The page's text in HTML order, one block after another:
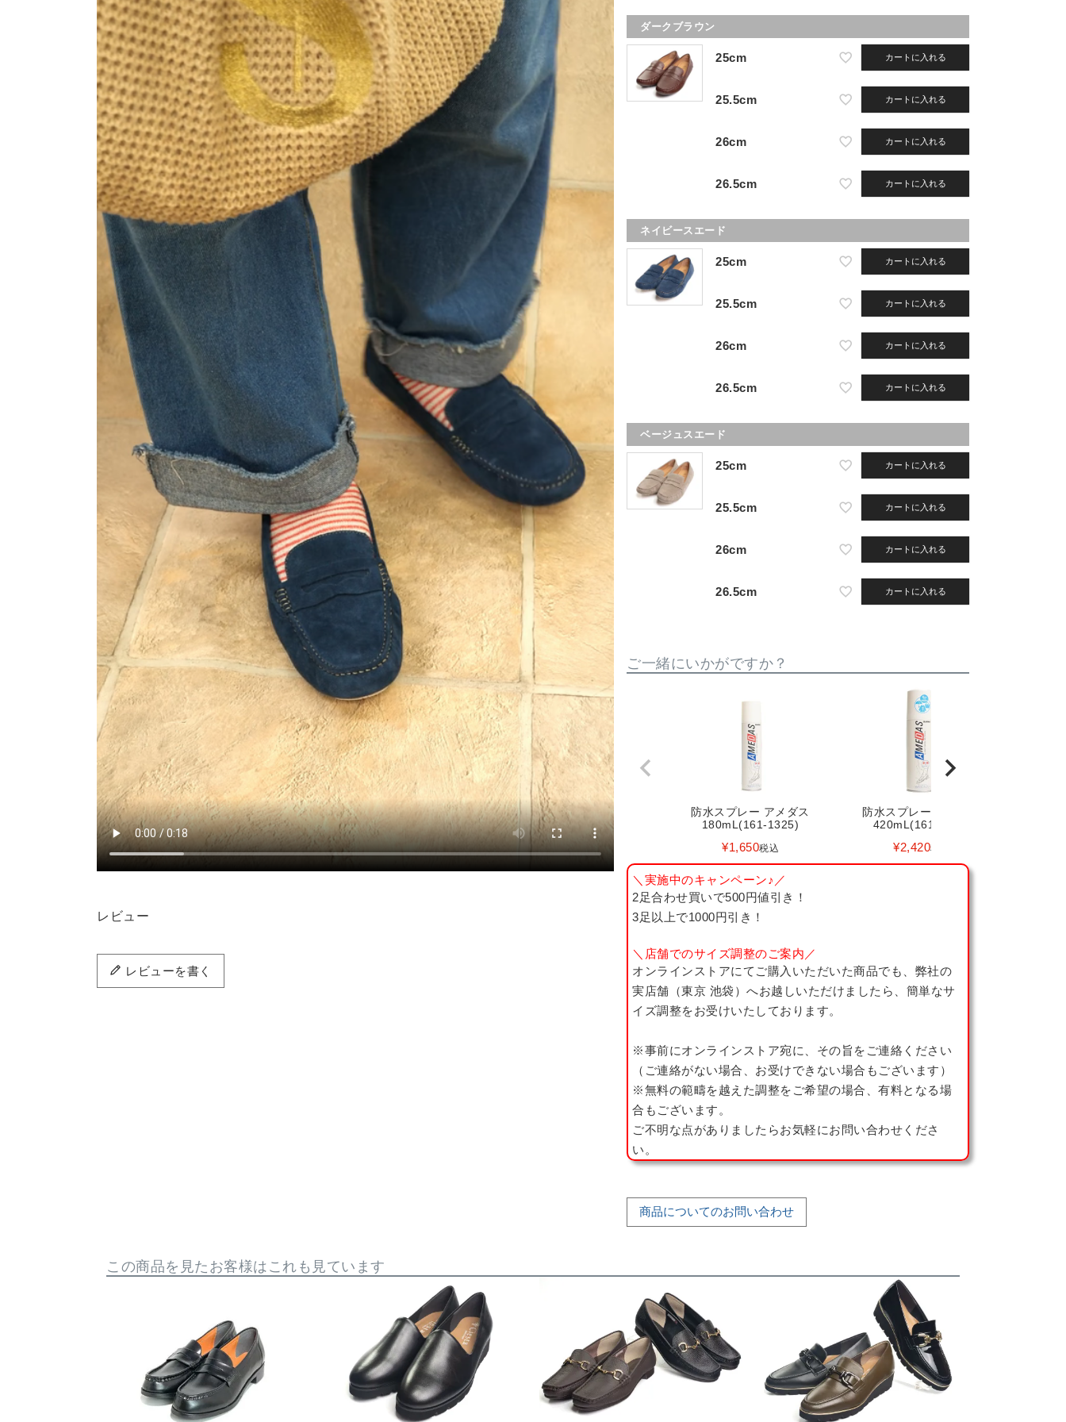
レビュー
レビューを書く
ダークブラウン
25cm カートに入れる
25.5cm カートに入れる
26cm カートに入れる
26.5cm カートに入れる
ネイビースエード
25cm カートに入れる
25.5cm カートに入れる
26cm カートに入れる
26.5cm カートに入れる
ベージュスエード
25cm カートに入れる
25.5cm カートに入れる
26cm カートに入れる
26.5cm カートに入れる
ご一緒にいかがですか？
防水スプレー アメダス
180mL(161-1325)
¥1,650税込
防水スプレー アメダス
420mL(161-1329)
¥2,420税込
＼実施中のキャンペーン♪／
2足合わせ買いで500円値引き！
3足以上で1000円引き！
＼店舗でのサイズ調整のご案内／
オンラインストアにてご購入いただいた商品でも、弊社の
実店舗（東京 池袋）へお越しいただけましたら、簡単なサ
イズ調整をお受けいたしております。
※事前にオンラインストア宛に、その旨をご連絡ください
（ご連絡がない場合、お受けできない場合もございます）
※無料の範疇を越えた調整をご希望の場合、有料となる場
合もございます。
ご不明な点がありましたらお気軽にお問い合わせくださ
い。
商品についてのお問い合わせ
この商品を見たお客様はこれも見ています